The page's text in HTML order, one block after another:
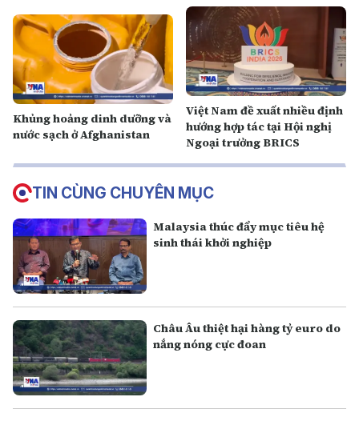
Khủng hoảng dinh dưỡng và
nước sạch ở Afghanistan
Việt Nam đề xuất nhiều định
hướng hợp tác tại Hội nghị
Ngoại trưởng BRICS
TIN CÙNG CHUYÊN MỤC
Malaysia thúc đẩy mục tiêu hệ
sinh thái khởi nghiệp
Châu Âu thiệt hại hàng tỷ euro do
nắng nóng cực đoan